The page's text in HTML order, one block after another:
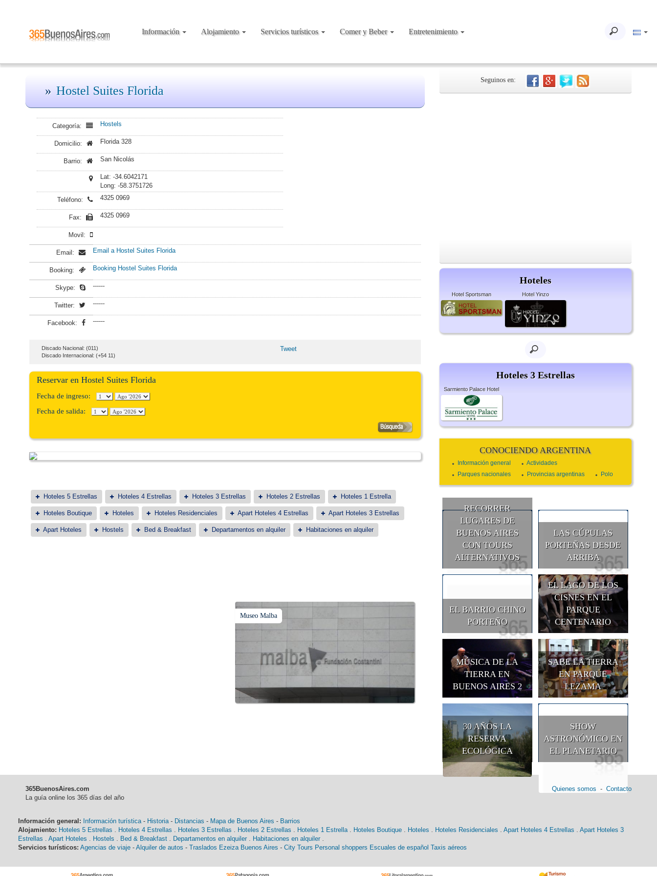
Información Alojamiento Servicios turísticos Comer y Beber Entretenimiento
Hostel Suites Florida
Categoría: Hostels
Domicilio: Florida 328
Barrio: San Nicolás
Lat: -34.6042171
Long: -58.3751726
Teléfono:
4325 0969
Fax: 4325 0969
Movil:
Email: Email a Hostel Suites Florida
Booking: Booking Hostel Suites Florida
Skype: ------
Twitter: ------
Facebook: ------
Discado Nacional: (011)
Discado Internacional: (+54 11)
Tweet
Reservar en Hostel Suites Florida
Fecha de ingreso:
Fecha de salida:
Hoteles 5 Estrellas Hoteles 4 Estrellas Hoteles 3 Estrellas Hoteles 2 Estrellas Hoteles 1 Estrella
Hoteles Boutique Hoteles Hoteles Residenciales Apart Hoteles 4 Estrellas Apart Hoteles 3 Estrellas
Apart Hoteles Hostels Bed & Breakfast Departamentos en alquiler Habitaciones en alquiler
Museo Malba
Seguinos en:
Hoteles
Hotel Sportsman Hotel Yinzo
Hoteles 3 Estrellas
Sarmiento Palace Hotel
CONOCIENDO ARGENTINA
Información general
Actividades
Parques nacionales
Provincias argentinas Polo
RECORRER
LUGARES DE
BUENOS AIRES
CON TOURS
ALTERNATIVOS
LAS CÚPULAS
PORTEÑAS DESDE
ARRIBA
EL BARRIO CHINO
PORTEÑO
EL LAGO DE LOS
CISNES EN EL
PARQUE
CENTENARIO
MÚSICA DE LA
TIERRA EN
BUENOS AIRES 2
SABE LA TIERRA
EN PARQUE
LEZAMA
30 AÑOS LA
RESERVA
ECOLÓGICA
SHOW
ASTRONÓMICO EN
EL PLANETARIO
365BuenosAires.com
La guía online los 365 días del año
Quienes somos - Contacto
Información general: Información turística - Historia - Distancias - Mapa de Buenos Aires - Barrios
Alojamiento: Hoteles 5 Estrellas Hoteles 4 Estrellas Hoteles 3 Estrellas Hoteles 2 Estrellas Hoteles 1 Estrella Hoteles Boutique Hoteles Hoteles Residenciales Apart Hoteles 4 Estrellas
Apart Hoteles 3
Estrellas
Apart Hoteles Hostels Bed & Breakfast Departamentos en alquiler Habitaciones en alquiler
Servicios turísticos: Agencias de viaje - Alquiler de autos - Traslados Ezeiza Buenos Aires - City Tours Personal shoppers Escuales de español Taxis aéreos